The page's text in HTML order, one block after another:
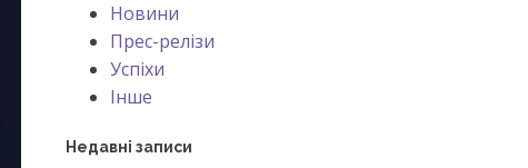
Новини
Прес-релізи
Успіхи
Інше
Недавні записи